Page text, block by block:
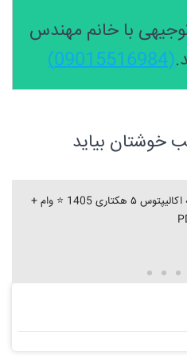
با خانم مهندس
(09015516984)
خوشتان بیاید
طرح توجیهی احداث مزرعه اکالیپتوس ۵ هکتاری 1405 ⭐️ وام +